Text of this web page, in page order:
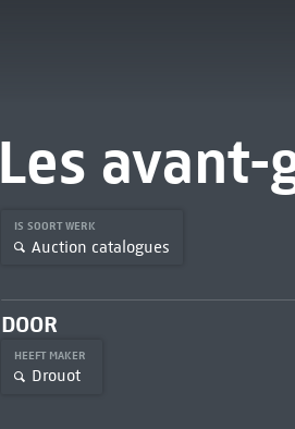
Les avant-
IS SOORT WERK
Auction catalogues
DOOR
HEEFT MAKER
Drouot